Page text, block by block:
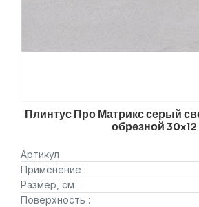
Плинтус Про Матрикс серый
обрезной 30x12
Артикул
Применение :
Размер, см :
Поверхность :